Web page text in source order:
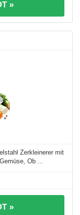
»
Zerkleinerer mit
Ob ...
»